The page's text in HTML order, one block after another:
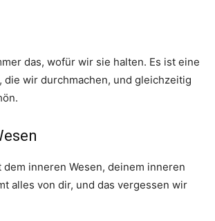
das, wofür wir sie halten. Es ist eine
die wir durchmachen, und gleichzeitig
inneren Wesen, deinem inneren
alles von dir, und das vergessen wir